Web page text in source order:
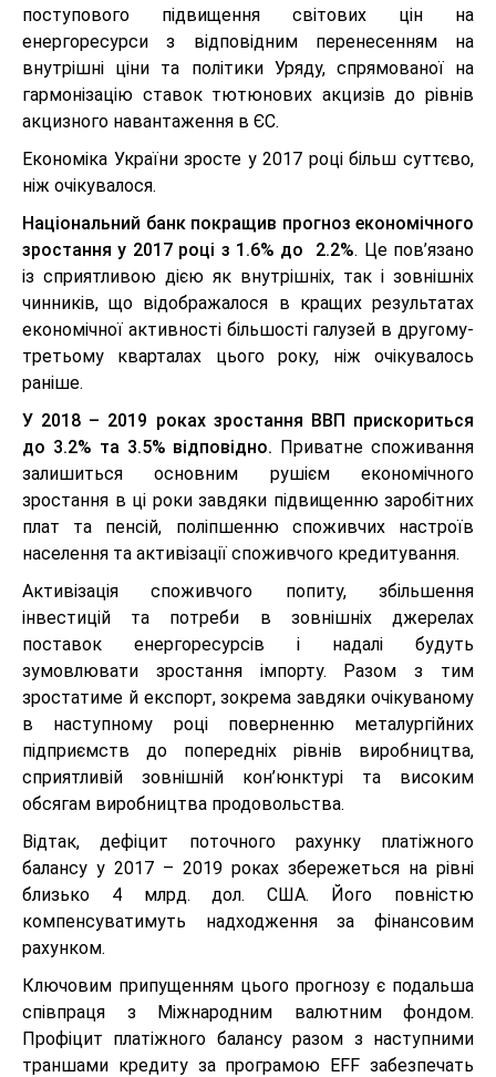
поступового підвищення світових цін на
енергоресурси з відповідним перенесенням на
внутрішні ціни та політики Уряду, спрямованої на
гармонізацію ставок тютюнових акцизів до рівнів
акцизного навантаження в ЄС.
Економіка України зросте у 2017 році більш суттєво,
ніж очікувалося.
Національний банк покращив прогноз економічного
зростання у 2017 році з 1.6% до 2.2%. Це пов’язано
із сприятливою дією як внутрішніх, так і зовнішніх
чинників, що відображалося в кращих результатах
економічної активності більшості галузей в другому-
третьому кварталах цього року, ніж очікувалось
раніше.
У 2018 – 2019 роках зростання ВВП прискориться
до 3.2% та 3.5% відповідно. Приватне споживання
залишиться основним рушієм економічного
зростання в ці роки завдяки підвищенню заробітних
плат та пенсій, поліпшенню споживчих настроїв
населення та активізації споживчого кредитування.
Активізація споживчого попиту, збільшення
інвестицій та потреби в зовнішніх джерелах
поставок енергоресурсів і надалі будуть
зумовлювати зростання імпорту. Разом з тим
зростатиме й експорт, зокрема завдяки очікуваному
в наступному році поверненню металургійних
підприємств до попередніх рівнів виробництва,
сприятливій зовнішній кон’юнктурі та високим
обсягам виробництва продовольства.
Відтак, дефіцит поточного рахунку платіжного
балансу у 2017 – 2019 роках збережеться на рівні
близько 4 млрд. дол. США. Його повністю
компенсуватимуть надходження за фінансовим
рахунком.
Ключовим припущенням цього прогнозу є подальша
співпраця з Міжнародним валютним фондом.
Профіцит платіжного балансу разом з наступними
траншами кредиту за програмою EFF забезпечать